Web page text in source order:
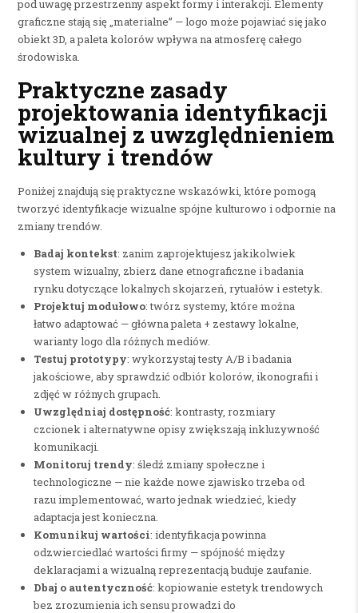
pod uwagę przestrzenny aspekt formy i interakcji. Elementy
graficzne stają się „materialne” — logo może pojawiać się jako
obiekt 3D, a paleta kolorów wpływa na atmosferę całego
środowiska.
Praktyczne zasady
projektowania identyfikacji
wizualnej z uwzględnieniem
kultury i trendów
Poniżej znajdują się praktyczne wskazówki, które pomogą
tworzyć identyfikacje wizualne spójne kulturowo i odpornie na
zmiany trendów.
Badaj kontekst: zanim zaprojektujesz jakikolwiek
system wizualny, zbierz dane etnograficzne i badania
rynku dotyczące lokalnych skojarzeń, rytuałów i estetyk.
Projektuj modułowo: twórz systemy, które można
łatwo adaptować — główna paleta + zestawy lokalne,
warianty logo dla różnych mediów.
Testuj prototypy: wykorzystaj testy A/B i badania
jakościowe, aby sprawdzić odbiór kolorów, ikonografii i
zdjęć w różnych grupach.
Uwzględniaj dostępność: kontrasty, rozmiary
czcionek i alternatywne opisy zwiększają inkluzywność
komunikacji.
Monitoruj trendy: śledź zmiany społeczne i
technologiczne — nie każde nowe zjawisko trzeba od
razu implementować, warto jednak wiedzieć, kiedy
adaptacja jest konieczna.
Komunikuj wartości: identyfikacja powinna
odzwierciedlać wartości firmy — spójność między
deklaracjami a wizualną reprezentacją buduje zaufanie.
Dbaj o autentyczność: kopiowanie estetyk trendowych
bez zrozumienia ich sensu prowadzi do